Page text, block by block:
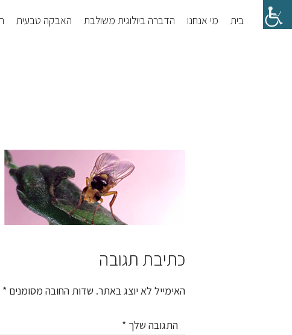
Skip
to
Skip
to
בית מי אנחנו הדברה ביולוגית משולבת האבקה טבעית
Reader
Interactions
כתיבת תגובה
האימייל לא יוצג באתר. שדות החובה מסומנים *
התגובה שלך *